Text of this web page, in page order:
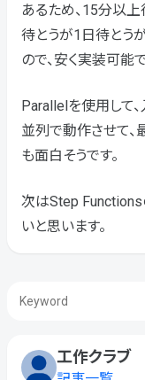
あるため、15分以上
待とうが1日待とう
ので、安く実装可能で
Parallelを使用して
並列で動作させて、
も面白そうです。
次はStep
いと思います。
工作クラブ